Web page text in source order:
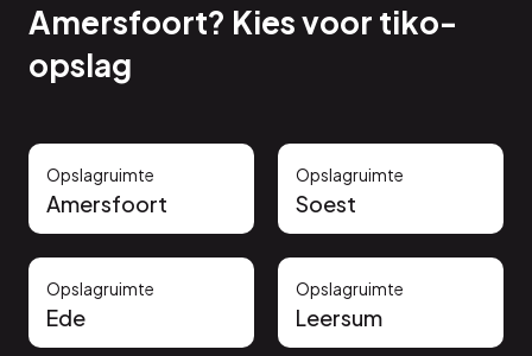
Amersfoort? Kies voor tiko-
opslag
Opslagruimte
Amersfoort
Opslagruimte
Soest
Opslagruimte
Ede
Opslagruimte
Leersum